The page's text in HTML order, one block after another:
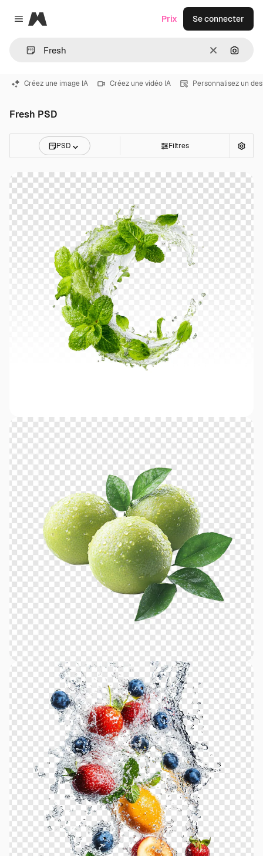
Close menu
Magnific
Effacer
Prix Se connecter
Créez une image IA Créez une vidéo IA Personnalisez un
Fresh PSD
PSD Filtres